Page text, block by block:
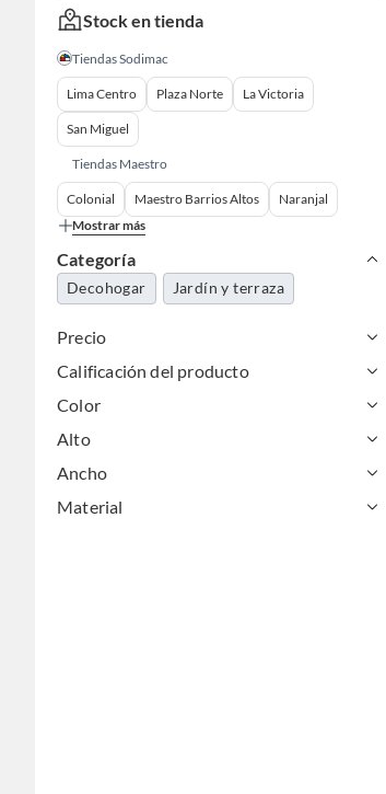
Stock en tienda
Tiendas Sodimac
Lima Centro Plaza Norte La Victoria
San Miguel
Tiendas Maestro
Colonial Maestro Barrios Altos
Naranjal
Mostrar más
Categoría
Decohogar Jardín y terraza
Precio
Calificación del producto
Color
Alto
Ancho
Material